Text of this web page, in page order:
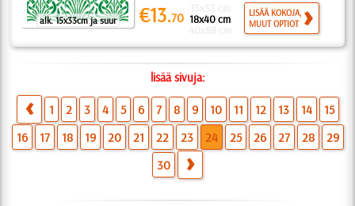
alk. 15x33cm ja suur €13.70 18x40 cm
LISÄÄ KOKOJA,
MUUT OPTIOT
lisää sivuja:
1 2 3 4 5 6 7 8 9 10 11 12 13 14
15
16
17 18 19 20 21 22 23 24 25 26 27 28
29
30